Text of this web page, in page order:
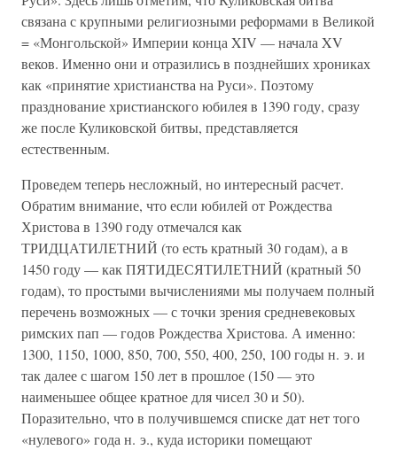
связана с крупными религиозными реформами в Великой
= «Монгольской» Империи конца XIV — начала XV
веков. Именно они и отразились в позднейших хрониках
как «принятие христианства на Руси». Поэтому
празднование христианского юбилея в 1390 году, сразу
же после Куликовской битвы, представляется
естественным.
Проведем теперь несложный, но интересный расчет.
Обратим внимание, что если юбилей от Рождества
Христова в 1390 году отмечался как
ТРИДЦАТИЛЕТНИЙ (то есть кратный 30 годам), а в
1450 году — как ПЯТИДЕСЯТИЛЕТНИЙ (кратный 50
годам), то простыми вычислениями мы получаем полный
перечень возможных — с точки зрения средневековых
римских пап — годов Рождества Христова. А именно:
1300, 1150, 1000, 850, 700, 550, 400, 250, 100 годы н. э. и
так далее с шагом 150 лет в прошлое (150 — это
наименьшее общее кратное для чисел 30 и 50).
Поразительно, что в получившемся списке дат нет того
«нулевого» года н. э., куда историки помещают